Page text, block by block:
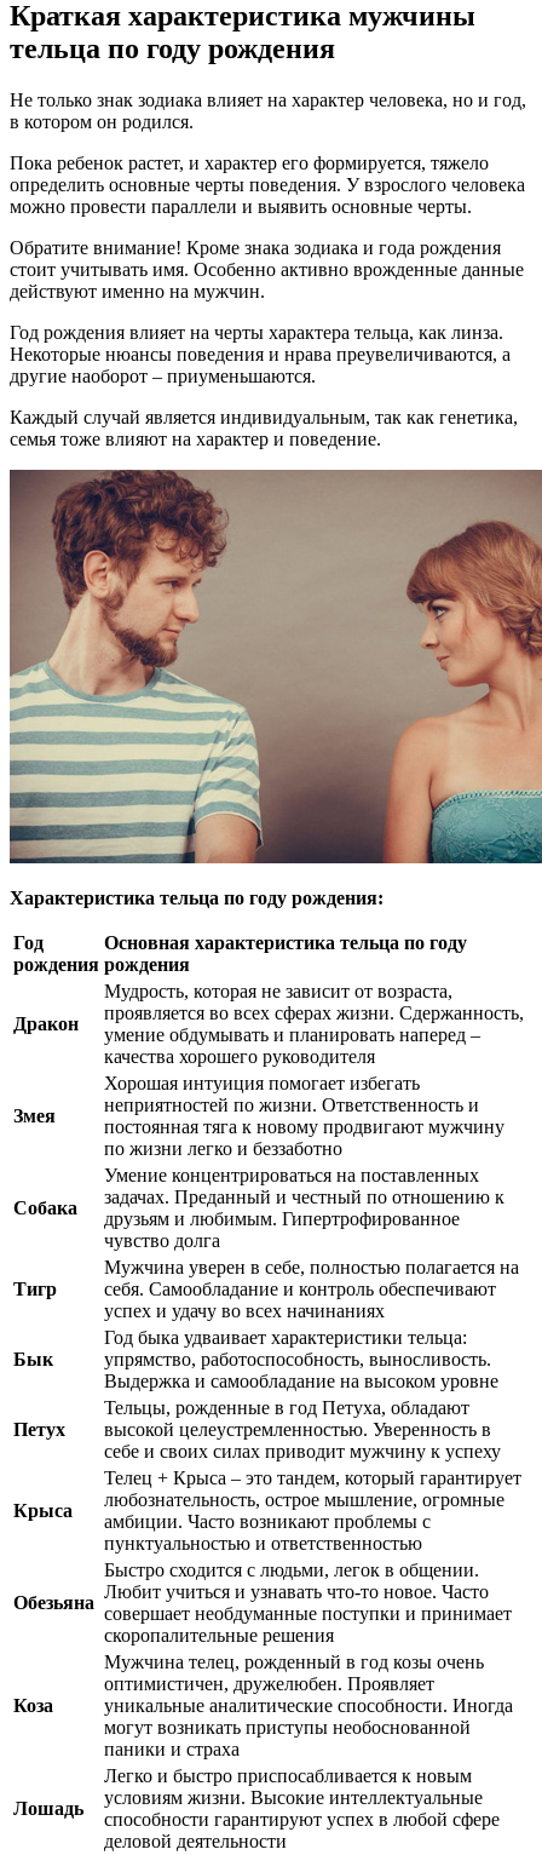
Краткая характеристика мужчины
тельца по году рождения
Не только знак зодиака влияет на характер человека, но и год,
в котором он родился.
Пока ребенок растет, и характер его формируется, тяжело
определить основные черты поведения. У взрослого человека
можно провести параллели и выявить основные черты.
Обратите внимание! Кроме знака зодиака и года рождения
стоит учитывать имя. Особенно активно врожденные данные
действуют именно на мужчин.
Год рождения влияет на черты характера тельца, как линза.
Некоторые нюансы поведения и нрава преувеличиваются, а
другие наоборот – приуменьшаются.
Каждый случай является индивидуальным, так как генетика,
семья тоже влияют на характер и поведение.
Характеристика тельца по году рождения:
Год
рождения
Основная характеристика тельца по году
рождения
Дракон
Мудрость, которая не зависит от возраста,
проявляется во всех сферах жизни. Сдержанность,
умение обдумывать и планировать наперед –
качества хорошего руководителя
Змея
Хорошая интуиция помогает избегать
неприятностей по жизни. Ответственность и
постоянная тяга к новому продвигают мужчину
по жизни легко и беззаботно
Собака
Умение концентрироваться на поставленных
задачах. Преданный и честный по отношению к
друзьям и любимым. Гипертрофированное
чувство долга
Тигр
Мужчина уверен в себе, полностью полагается на
себя. Самообладание и контроль обеспечивают
успех и удачу во всех начинаниях
Бык
Год быка удваивает характеристики тельца:
упрямство, работоспособность, выносливость.
Выдержка и самообладание на высоком уровне
Петух
Тельцы, рожденные в год Петуха, обладают
высокой целеустремленностью. Уверенность в
себе и своих силах приводит мужчину к успеху
Крыса
Телец + Крыса – это тандем, который гарантирует
любознательность, острое мышление, огромные
амбиции. Часто возникают проблемы с
пунктуальностью и ответственностью
Обезьяна
Быстро сходится с людьми, легок в общении.
Любит учиться и узнавать что-то новое. Часто
совершает необдуманные поступки и принимает
скоропалительные решения
Коза
Мужчина телец, рожденный в год козы очень
оптимистичен, дружелюбен. Проявляет
уникальные аналитические способности. Иногда
могут возникать приступы необоснованной
паники и страха
Лошадь
Легко и быстро приспосабливается к новым
условиям жизни. Высокие интеллектуальные
способности гарантируют успех в любой сфере
деловой деятельности